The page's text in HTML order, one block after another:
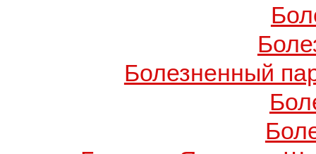
Болезненный